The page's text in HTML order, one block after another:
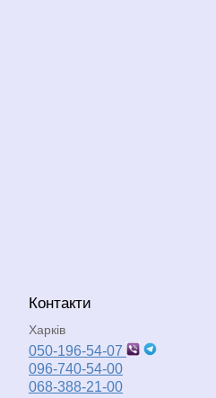
Контакти
Харків
050-196-54-07
096-740-54-00
068-388-21-00